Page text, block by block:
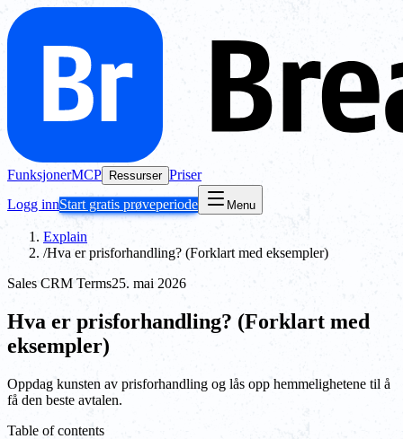
FunksjonerMCP Ressurser Priser
Logg innStart gratis prøveperiode Menu
Explain
/Hva er prisforhandling? (Forklart med eksempler)
Sales CRM Terms25. mai 2026
Hva er prisforhandling? (Forklart med
eksempler)
Oppdag kunsten av prisforhandling og lås opp hemmelighetene til å
få den beste avtalen.
Table of contents